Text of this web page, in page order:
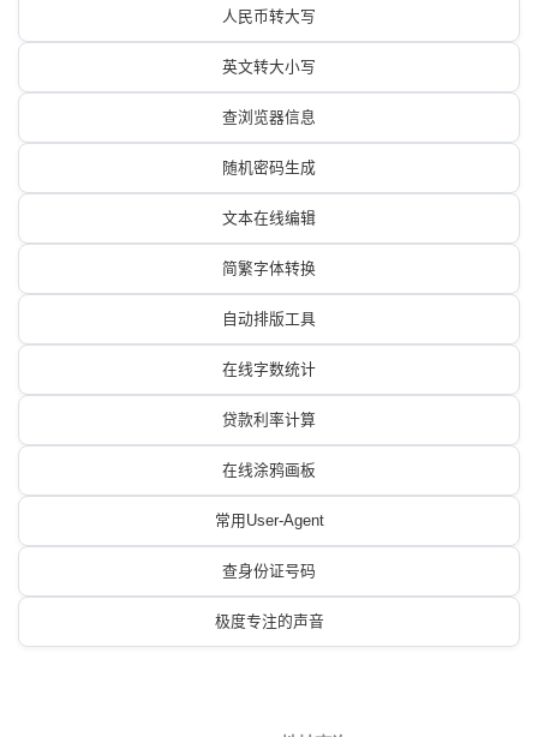
人民币转大写
英文转大小写
查浏览器信息
随机密码生成
文本在线编辑
简繁字体转换
自动排版工具
在线字数统计
贷款利率计算
在线涂鸦画板
常用User-Agent
查身份证号码
极度专注的声音